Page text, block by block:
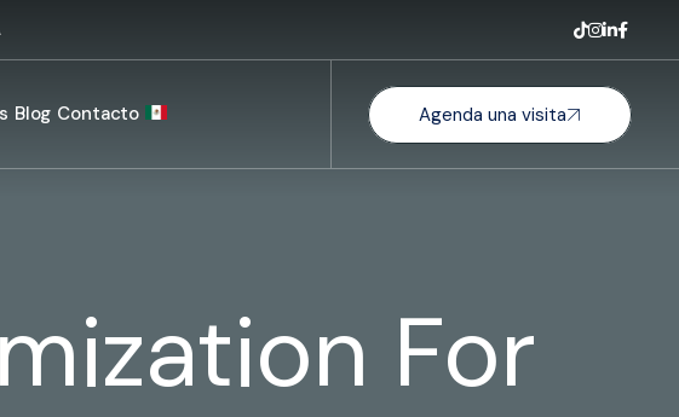
Blog Contacto Agenda una visita
For